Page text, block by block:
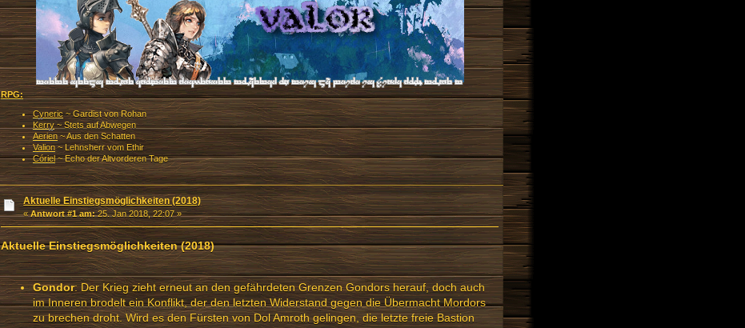
RPG:
Cyneric ~ Gardist von Rohan
Kerry~ Stets auf Abwegen
Aerien~ Aus den Schatten
Valion~ Lehnsherr vom Ethir
Córiel~ Echo der Altvorderen Tage
Aktuelle Einstiegsmöglichkeiten (2018)
«Antwort #1 am:25. Jan 2018, 22:07 »
Aktuelle Einstiegsmöglichkeiten (2018)
Gondor: Der Krieg zieht erneut an den gefährdeten Grenzen Gondors herauf, doch auch
im Inneren brodelt ein Konflikt, der den letzten Widerstand gegen die Übermacht Mordors
zu brechen droht. Wird es den Fürsten von Dol Amroth gelingen, die letzte freie Bastion